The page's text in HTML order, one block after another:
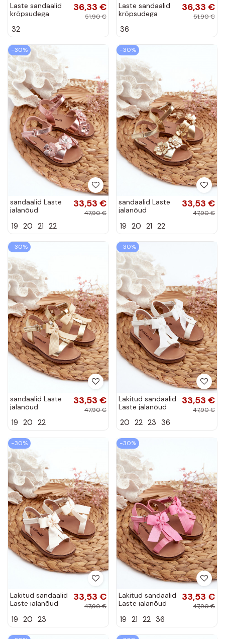
Laste sandaalid
krõpsudega
Rohelist värvi
36,33 €
51,90 €
32
Laste sandaalid
krõpsudega
värvi Orretta
36,33 €
51,90 €
36
−30%
sandaalid Laste
jalanõud
krõpsudega
Tumeroosad värvi
Fagossa
33,53 €
47,90 €
19 20 21 22
−30%
sandaalid Laste
jalanõud
krõpsudega
värvi Fagossa
33,53 €
47,90 €
19 20 21 22
−30%
sandaalid Laste
jalanõud
krõpsudega
värvi Joratia
33,53 €
47,90 €
19 20 22
−30%
Lakitud sandaalid
Laste jalanõud
krõpsudega
värvi Joratia
33,53 €
47,90 €
20 22 23 36
−30%
Lakitud sandaalid
Laste jalanõud
krõpsudega
Elevandiluu värvi...
33,53 €
47,90 €
19 20 23
−30%
Lakitud sandaalid
Laste jalanõud
krõpsudega
Tumeroosad
33,53 €
47,90 €
19 21 22 36